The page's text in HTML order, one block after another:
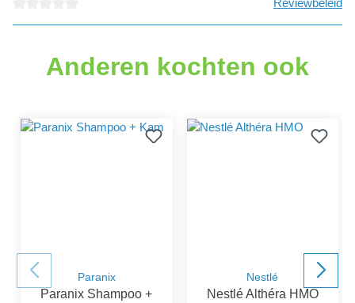
Anderen kochten ook
Paranix
Paranix Shampoo +
Nestlé
Nestlé Althéra HMO